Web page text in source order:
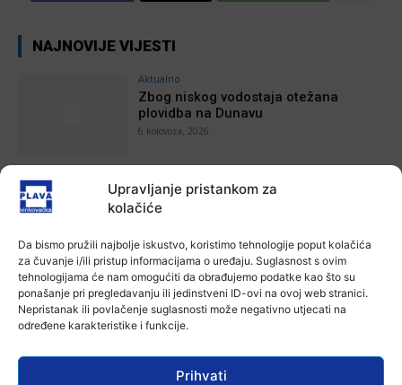
Upravljanje pristankom za
kolačiće
Da bismo pružili najbolje iskustvo, koristimo tehnologije poput kolačića
za čuvanje i/ili pristup informacijama o uređaju. Suglasnost s ovim
tehnologijama će nam omogućiti da obrađujemo podatke kao što su
ponašanje pri pregledavanju ili jedinstveni ID-ovi na ovoj web stranici.
Nepristanak ili povlačenje suglasnosti može negativno utjecati na
određene karakteristike i funkcije.
Prihvati
NAJNOVIJE VIJESTI
Aktualno
Zbog niskog vodostaja otežana
plovidba na Dunavu
6 kolovoza, 2026
Aktualno
Krimići, trileri, ljubavne priče i
žanrovi ovoga ljeta u vinkovačkoj
knjižnici
Ana Tokić - 6 kolovoza, 2026
Aktualno
Iz Vinkovačkog vodovoda i
kanalizacije najavljuju smanjenje
6 kolovoza, 2026